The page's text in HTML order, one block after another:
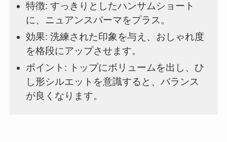
特徴: すっきりとしたハンサムショート
に、ニュアンスパーマをプラス。
効果: 洗練された印象を与え、おしゃれ度
を格段にアップさせます。
ポイント: トップにボリュームを出し、ひ
し形シルエットを意識すると、バランス
が良くなります。